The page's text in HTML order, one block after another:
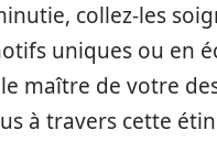
collez-les
uniques ou en
maître de votre
à travers cette